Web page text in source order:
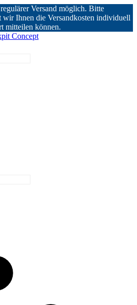
Versand möglich. Bitte
wir Ihnen die Versandkosten individuell
mitteilen können.